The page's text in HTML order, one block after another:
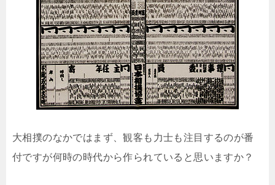
大相撲のなかではまず、観客も力士も注目するのが番
付ですが何時の時代から作られていると思いますか？